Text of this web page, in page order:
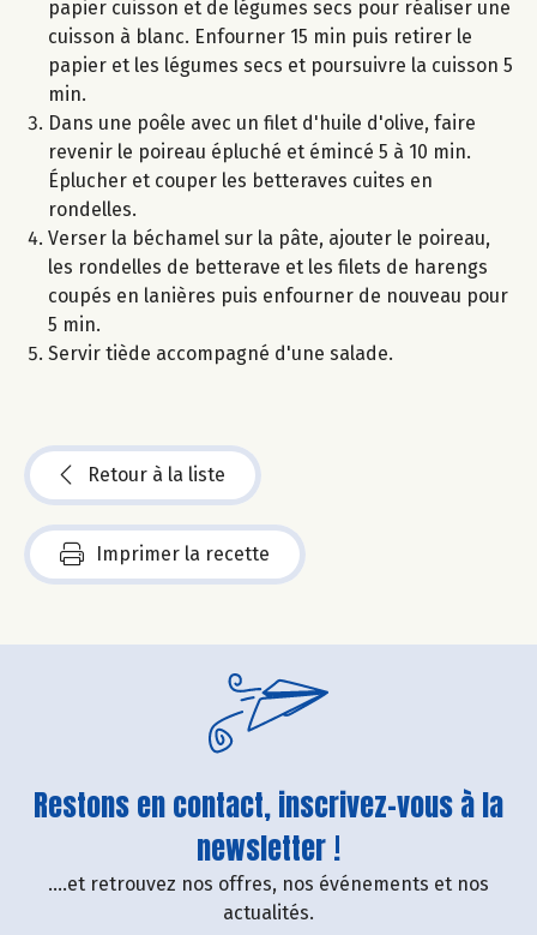
papier cuisson et de légumes secs pour réaliser une
cuisson à blanc. Enfourner 15 min puis retirer le
papier et les légumes secs et poursuivre la cuisson 5
min.
Dans une poêle avec un filet d'huile d'olive, faire
revenir le poireau épluché et émincé 5 à 10 min.
Éplucher et couper les betteraves cuites en
rondelles.
Verser la béchamel sur la pâte, ajouter le poireau,
les rondelles de betterave et les filets de harengs
coupés en lanières puis enfourner de nouveau pour
5 min.
Servir tiède accompagné d'une salade.
Retour à la liste
Imprimer la recette
Restons en contact, inscrivez-vous à la
newsletter !
....et retrouvez nos offres, nos événements et nos
actualités.